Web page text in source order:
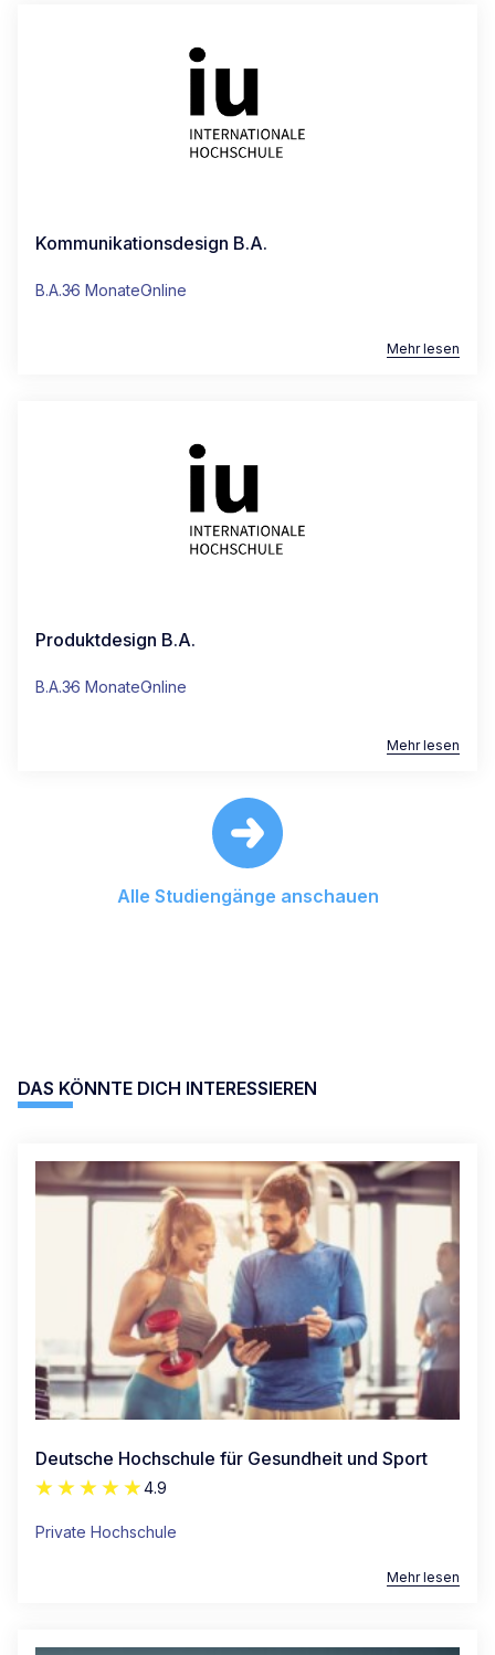
CAMPUS STUTTGART
+49 (0)30 311 988 00
Kommunikationsdesign B.A.
B.A.36 MonateOnline
Mehr lesen
Produktdesign B.A.
B.A.36 MonateOnline
Mehr lesen
Alle Studiengänge anschauen
DAS KÖNNTE DICH INTERESSIEREN
Deutsche Hochschule für Gesundheit und Sport
4.9
Private Hochschule
Mehr lesen